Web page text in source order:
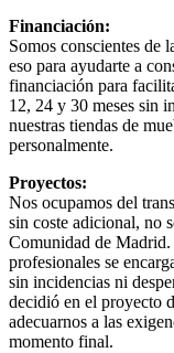
Financiación:
Somos conscientes de
eso para ayudarte a
financiación para
12, 24 y 30 meses sin
nuestras tiendas de
personalmente.
Proyectos:
Nos ocupamos del
sin coste adicional, no
Comunidad de Madrid.
profesionales se
sin incidencias ni
decidió en el proyecto
adecuarnos a las
momento final.